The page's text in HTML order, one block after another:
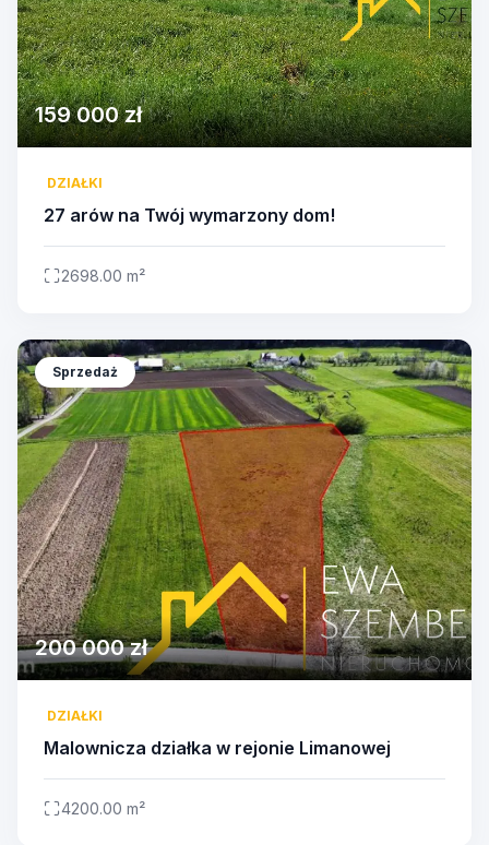
159 000 zł
DZIAŁKI
27 arów na Twój wymarzony dom!
2698.00 m²
Sprzedaż
200 000 zł
DZIAŁKI
Malownicza działka w rejonie Limanowej
4200.00 m²